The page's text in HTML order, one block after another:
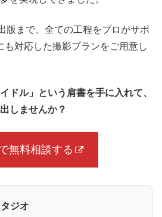
版まで、全ての工程をプロがサポ
も対応した撮影プランをご用意し
ドル」という肩書を手に入れて、
しませんか？
無料相談する
ジオ